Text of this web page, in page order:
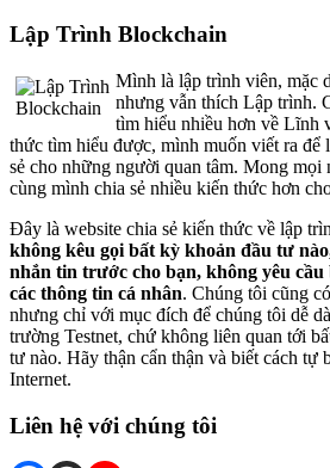
Lập Trình Blockchain
Mình là lập trình viên, mặc
nhưng vẫn thích Lập trình.
tìm hiểu nhiều hơn về Lĩnh
thức tìm hiểu được, mình muốn viết ra để
sẻ cho những người quan tâm. Mong mọi
cùng mình chia sẻ nhiều kiến thức hơn
Đây là website chia sẻ kiến thức về lập
không kêu gọi bất kỳ khoản đầu tư
nhắn tin trước cho bạn, không yêu
các thông tin cá nhân. Chúng tôi cũng
nhưng chỉ với mục đích để chúng tôi dễ
trường Testnet, chứ không liên quan tới
tư nào. Hãy thận cẩn thận và biết cách tự
Internet.
Liên hệ với chúng tôi